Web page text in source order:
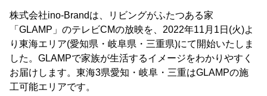
株式会社ino-Brandは、リビングがふたつある家
「GLAMP」のテレビCMの放映を、2022年11月1日(火)よ
り東海エリア(愛知県・岐阜県・三重県)にて開始いたしま
した。GLAMPで家族が生活するイメージをわかりやすく
お届けします。東海3県愛知・岐阜・三重はGLAMPの施
工可能エリアです。